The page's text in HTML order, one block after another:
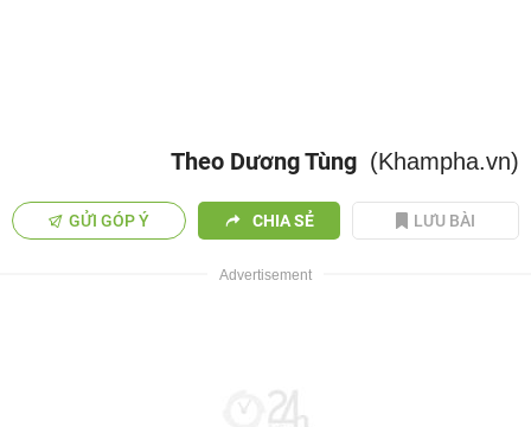
Theo Dương Tùng (Khampha.vn)
GỬI GÓP Ý CHIA SẺ LƯU BÀI